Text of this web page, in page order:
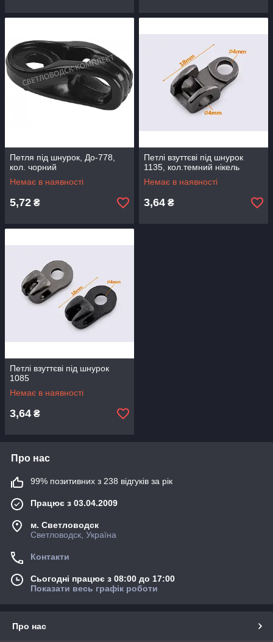
Петля під шнурок, До-778,
кол. чорний
Немає в наявності
5,72 ₴
Петлі взуттєві під шнурок
1135, кол.темний нікель
Немає в наявності
3,64 ₴
Петлі взуттєві під шнурок
1085
Немає в наявності
3,64 ₴
Про нас
99% позитивних з 238 відгуків за рік
Працює з 03.04.2009
м. Светловодск
Светловодск, Україна
Контакти
Сьогодні працює з 08:00 до 17:00
Показати весь графік роботи
Про нас